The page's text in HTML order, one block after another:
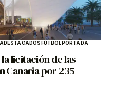
DESTACADOSFÚTBOLPORTADA
licitación de las
Canaria por 235